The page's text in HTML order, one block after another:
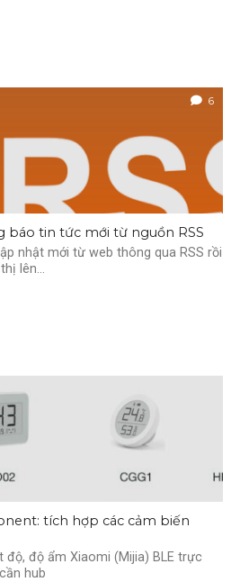
6
báo tin tức mới từ nguồn RSS
nhật mới từ web thông qua RSS rồi
lên...
tích hợp các cảm biến
độ ẩm Xiaomi (Mijia) BLE trực
hub